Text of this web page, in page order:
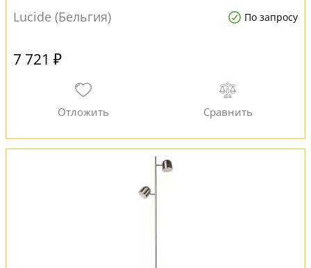
Lucide (Бельгия)
По запросу
7 721 ₽